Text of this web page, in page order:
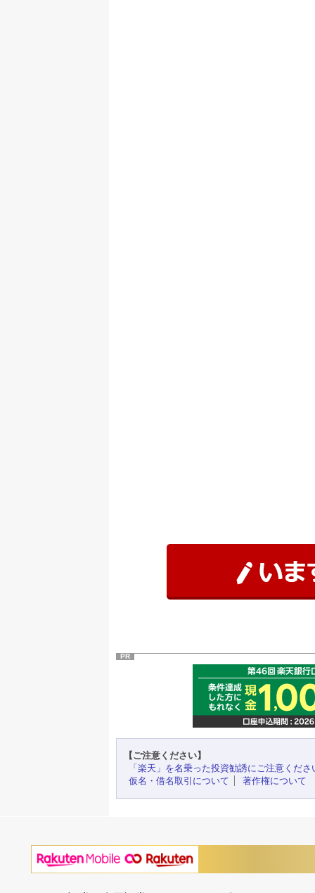
PR
【ご注意ください】
「楽天」を名乗った投資勧誘にご注意くださ
仮名・借名取引について
著作権について